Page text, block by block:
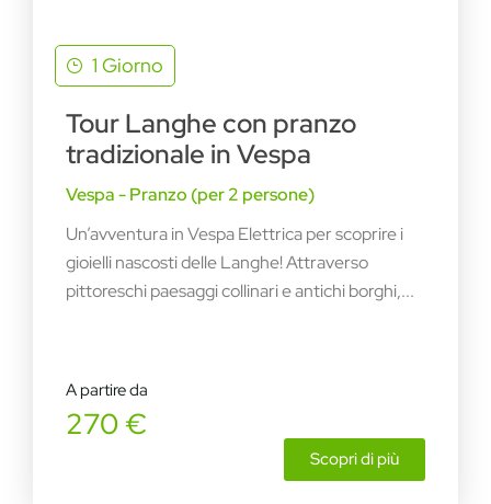
1 Giorno
Tour Langhe con pranzo
tradizionale in Vespa
Vespa - Pranzo (per 2 persone)
Un’avventura in Vespa Elettrica per scoprire i
gioielli nascosti delle Langhe! Attraverso
pittoreschi paesaggi collinari e antichi borghi,...
A partire da
270 €
Scopri di più